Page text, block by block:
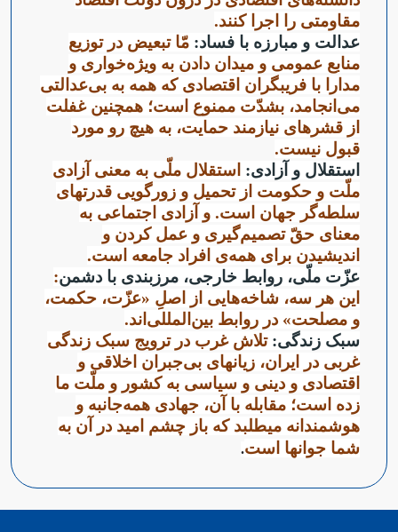
مقاومتی را اجرا کنند.
عدالت و مبارزه با فساد: مّا تبعیض در توزیع
منابع عمومی و میدان دادن به ویژه‌خواری و
مدارا با فریبگران اقتصادی که همه به بی‌عدالتی
می‌انجامد، بشدّت ممنوع است؛ همچنین غفلت
از قشرهای نیازمند حمایت، به هیچ رو مورد
قبول نیست.
استقلال و آزادی: استقلال ملّی به معنی آزادی
ملّت و حکومت از تحمیل و زورگویی قدرتهای
سلطه‌گر جهان است. و آزادی اجتماعی به
معنای حقّ تصمیم‌گیری و عمل کردن و
اندیشیدن برای همه‌ی افراد جامعه است.
عزّت ملّی، روابط خارجی، مرزبندی با دشمن:
این هر سه، شاخه‌هایی از اصلِ «عزّت، حکمت،
و مصلحت» در روابط بین‌المللی‌اند.
سبک زندگی: تلاش غرب در ترویج سبک زندگی
غربی در ایران، زیانهای بی‌جبران اخلاقی و
اقتصادی و دینی و سیاسی به کشور و ملّت ما
زده است؛ مقابله با آن، جهادی همه‌جانبه و
هوشمندانه میطلبد که باز چشم امید در آن به
شما جوانها است.